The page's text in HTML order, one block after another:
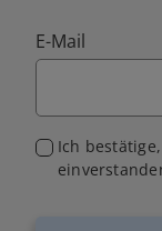
E-Mail
Ich